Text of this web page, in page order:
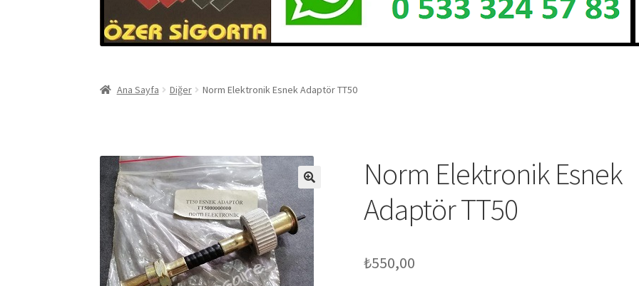
Ana Sayfa Diğer Norm Elektronik Esnek Adaptör TT50
Norm Elektronik Esnek
Adaptör TT50
₺550,00